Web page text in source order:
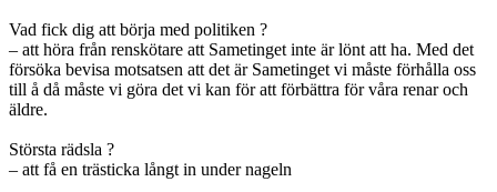
Vad fick dig att börja med politiken ?
– att höra från renskötare att Sametinget inte är lönt att ha. Med det
försöka bevisa motsatsen att det är Sametinget vi måste förhålla oss
till å då måste vi göra det vi kan för att förbättra för våra renar och
äldre.
Största rädsla ?
– att få en trästicka långt in under nageln